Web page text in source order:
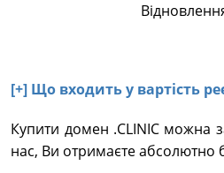
[+] Що входить у вартість
Купити домен .CLINIC можна
нас, Ви отримаєте абсолютно